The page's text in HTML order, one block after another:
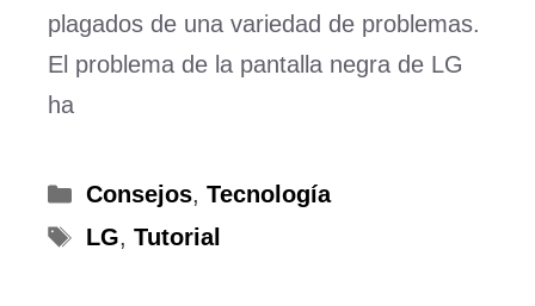
plagados de una variedad de problemas.
El problema de la pantalla negra de LG
ha
Categorías
Consejos, Tecnología
Etiquetas
LG, Tutorial